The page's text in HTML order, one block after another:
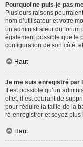
Pourquoi ne puis-je pas
Plusieurs raisons
nom d’utilisateur et votre
un administrateur du forum
également possible que le
configuration de son côté,
Haut
Je me suis enregistré par
Il est possible qu’un
effet, il est courant de
pour réduire la taille de la
ré-enregistrer et soyez plus
Haut